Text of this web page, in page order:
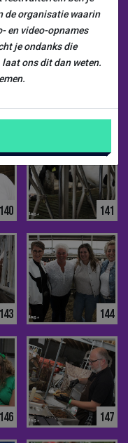
134
138
140 141
143 144
146 147
de organisatie waarin
en video-opnames
je ondanks die
ons dit dan weten.